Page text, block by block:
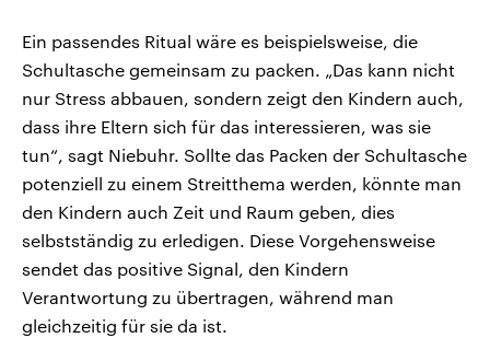
Ein passendes Ritual wäre es beispielsweise, die
Schultasche gemeinsam zu packen. „Das kann nicht
nur Stress abbauen, sondern zeigt den Kindern auch,
dass ihre Eltern sich für das interessieren, was sie
tun“, sagt Niebuhr. Sollte das Packen der Schultasche
potenziell zu einem Streitthema werden, könnte man
den Kindern auch Zeit und Raum geben, dies
selbstständig zu erledigen. Diese Vorgehensweise
sendet das positive Signal, den Kindern
Verantwortung zu übertragen, während man
gleichzeitig für sie da ist.